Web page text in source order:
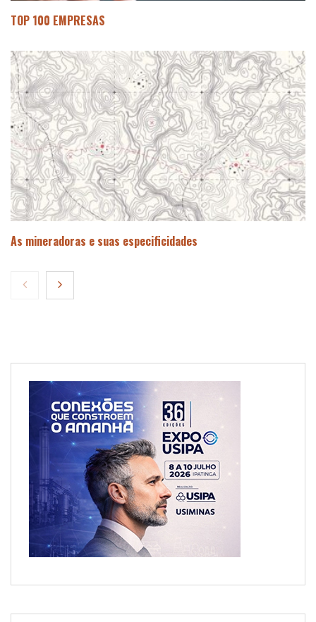
TOP 100 EMPRESAS
As mineradoras e suas especificidades